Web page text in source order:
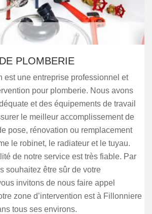
PLOMBERIE
est une entreprise professionnel et
pour plomberie. Nous avons
et des équipements de travail
le meilleur accomplissement de
pose, rénovation ou remplacement
le robinet, le radiateur et le tuyau.
de notre service est très fiable. Par
souhaitez être sûr de votre
invitons de nous faire appel
zone d’intervention est à Fillonniere
tous ses environs.